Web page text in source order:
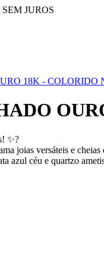
SEM JUROS
18K - COLORIDO
✨?
joias versáteis e
azul céu e quartzo